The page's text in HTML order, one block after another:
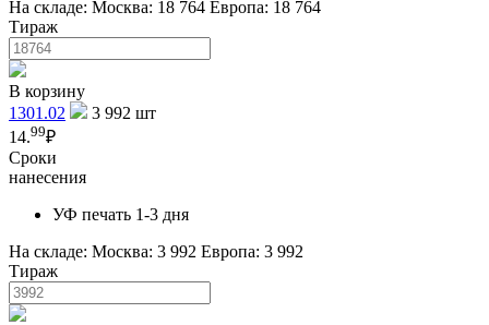
На складе: Москва: 18 764 Европа: 18 764
Тираж
В корзину
1301.02
3 992 шт
14.99₽
Сроки
нанесения
УФ печать 1-3 дня
На складе: Москва: 3 992 Европа: 3 992
Тираж